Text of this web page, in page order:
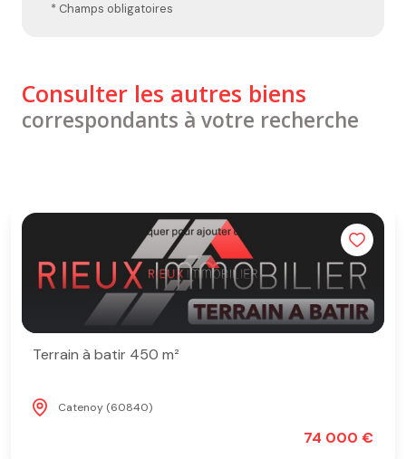
* Champs obligatoires
Consulter les autres biens
correspondants à votre recherche
Terrain à batir 450 m²
Catenoy (60840)
74 000 €